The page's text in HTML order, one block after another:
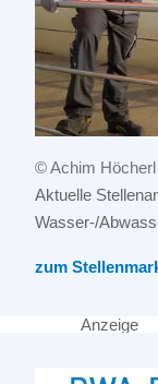
© Achim Höcherl
Aktuelle
Wasser-/
zum
Anzeige